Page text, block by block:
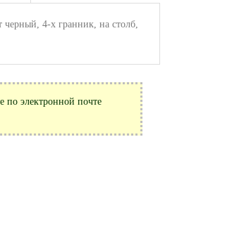
4-х гранник, на столб,
электронной почте